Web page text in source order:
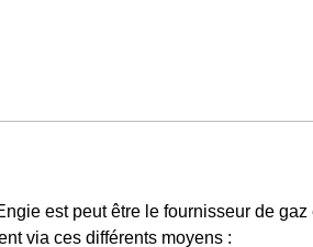
est peut être le fournisseur de
via ces différents moyens :